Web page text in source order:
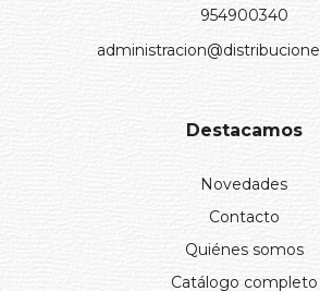
954900340
Destacamos
Novedades
Contacto
Quiénes somos
Catálogo completo